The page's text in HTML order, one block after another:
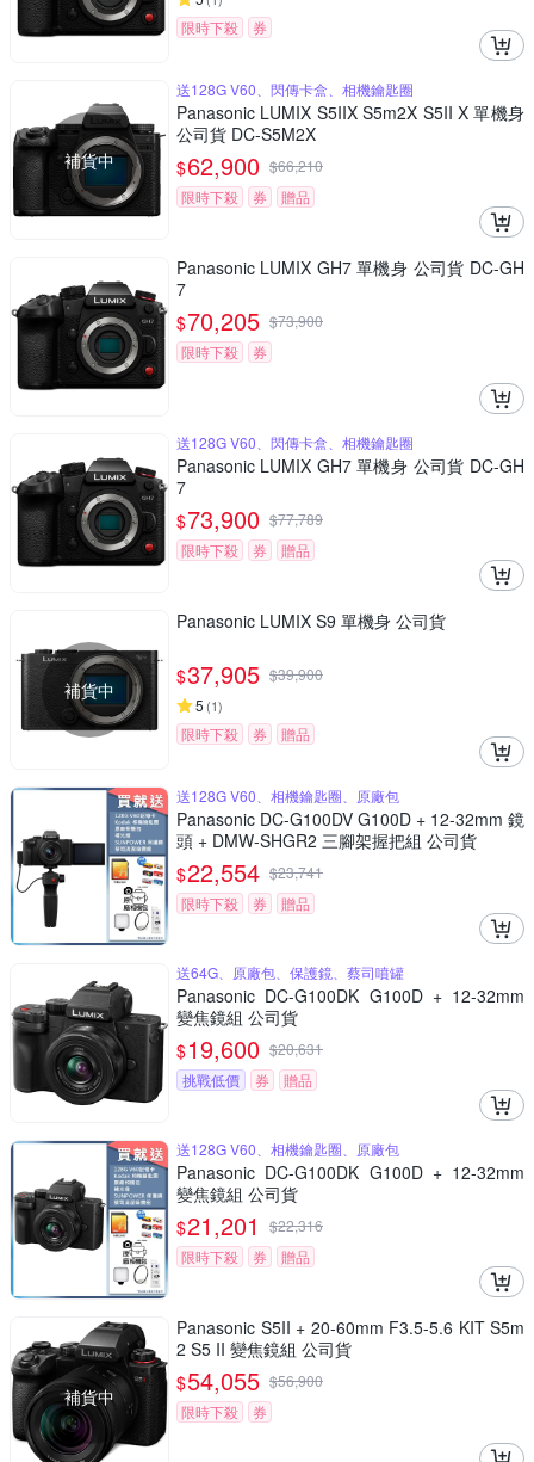
限時下殺 券
補貨中
送128G V60、閃傳卡盒、相機鑰匙圈
Panasonic LUMIX S5IIX S5m2X S5II X 單機身
公司貨 DC-S5M2X
$62,900 $66,210
限時下殺
券 贈品
Panasonic LUMIX GH7 單機身 公司貨 DC-GH
7
$70,205 $73,900
限時下殺
券
送128G V60、閃傳卡盒、相機鑰匙圈
Panasonic LUMIX GH7 單機身 公司貨 DC-GH
7
$73,900 $77,789
限時下殺
券 贈品
補貨中
Panasonic LUMIX S9 單機身 公司貨
$37,905 $39,900
5 (1)
限時下殺 券 贈品
送128G V60、相機鑰匙圈、原廠包
Panasonic DC-G100DV G100D + 12-32mm 鏡
頭 + DMW-SHGR2 三腳架握把組 公司貨
$22,554 $23,741
限時下殺
券 贈品
送64G、原廠包、保護鏡、蔡司噴罐
Panasonic DC-G100DK G100D + 12-32mm
變焦鏡組 公司貨
$19,600 $20,631
挑戰低價
券 贈品
送128G V60、相機鑰匙圈、原廠包
Panasonic DC-G100DK G100D + 12-32mm
變焦鏡組 公司貨
$21,201 $22,316
限時下殺
券 贈品
補貨中
Panasonic S5II + 20-60mm F3.5-5.6 KIT S5m
2 S5 II 變焦鏡組 公司貨
$54,055 $56,900
限時下殺
券